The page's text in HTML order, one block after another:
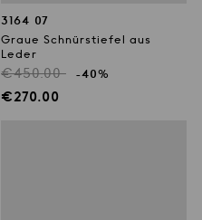
3164 07
Graue Schnürstiefel aus
Leder
Regulärer
Preis
€450.00 -40%
Verkaufspreis
€270.00